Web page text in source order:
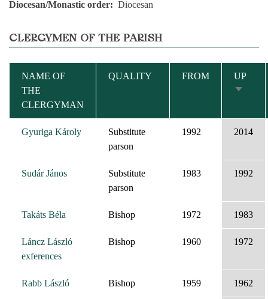
Diocesan/Monastic order
Diocesan
CLERGYMEN OF THE PARISH
NAME OF
THE
CLERGYMAN
QUALITY FROM
UP
SORT
Gyuriga Károly
Substitute
parson
1992 2014
Sudár János
Substitute
parson
1983 1992
Takáts Béla Bishop 1972 1983
Láncz László
exferences
Bishop 1960 1972
Rabb László Bishop 1959 1962